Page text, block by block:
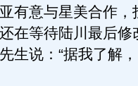
有意与星美合作，
在等待陆川最后修
生说：“据我了解